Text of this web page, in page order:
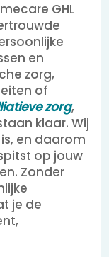
GHL
en
zorg,
of
zorg,
klaar. Wij
en daarom
op jouw
Zonder
je de